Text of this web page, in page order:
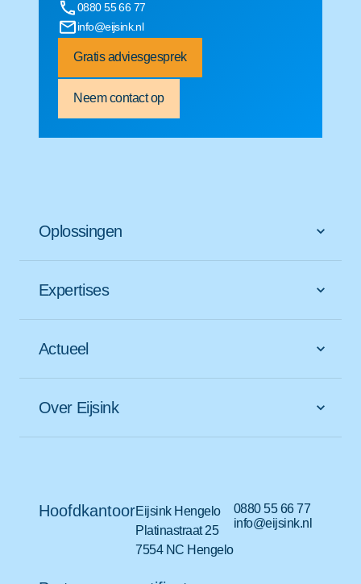
0880 55 66 77
info@eijsink.nl
Gratis adviesgesprek
Neem contact op
Oplossingen
Expertises
Actueel
Over Eijsink
HoofdkantoorEijsink Hengelo
Platinastraat 25
7554 NC Hengelo
0880 55 66 77
info@eijsink.nl